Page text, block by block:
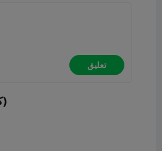
تعليق
كل التعليقات(0)